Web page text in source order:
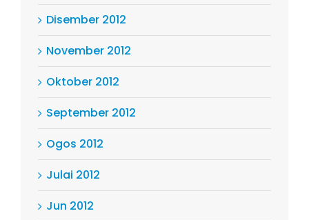
Disember 2012
November 2012
Oktober 2012
September 2012
Ogos 2012
Julai 2012
Jun 2012